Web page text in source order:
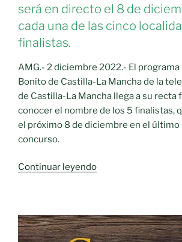
será en directo el 8 de
cada una de las cinco
finalistas.
AMG.- 2 diciembre 2022.- El programa
Bonito de Castilla-La Mancha de la
de Castilla-La Mancha llega a su recta
conocer el nombre de los 5 finalistas,
el próximo 8 de diciembre en el último
concurso.
Continuar leyendo«El
de
Castilla-